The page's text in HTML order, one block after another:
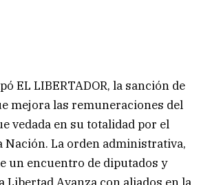
EL LIBERTADOR, la sanción de
mejora las remuneraciones del
vedada en su totalidad por el
Nación. La orden administrativa,
un encuentro de diputados y